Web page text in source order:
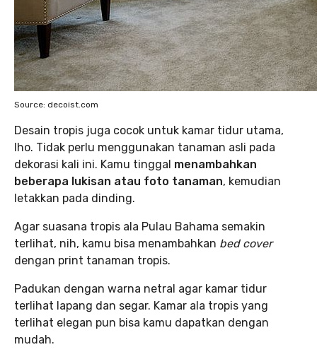
Source: decoist.com
Desain tropis juga cocok untuk kamar tidur utama,
lho. Tidak perlu menggunakan tanaman asli pada
dekorasi kali ini. Kamu tinggal menambahkan
beberapa lukisan atau foto tanaman, kemudian
letakkan pada dinding.
Agar suasana tropis ala Pulau Bahama semakin
terlihat, nih, kamu bisa menambahkan bed cover
dengan print tanaman tropis.
Padukan dengan warna netral agar kamar tidur
terlihat lapang dan segar. Kamar ala tropis yang
terlihat elegan pun bisa kamu dapatkan dengan
mudah.